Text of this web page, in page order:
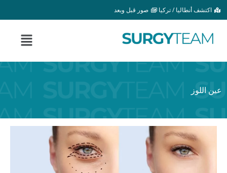
تخطي
إلى
المحتوى
اكتشف أنطاليا / تركيا صور قبل وبعد
القائمة
عين اللوز